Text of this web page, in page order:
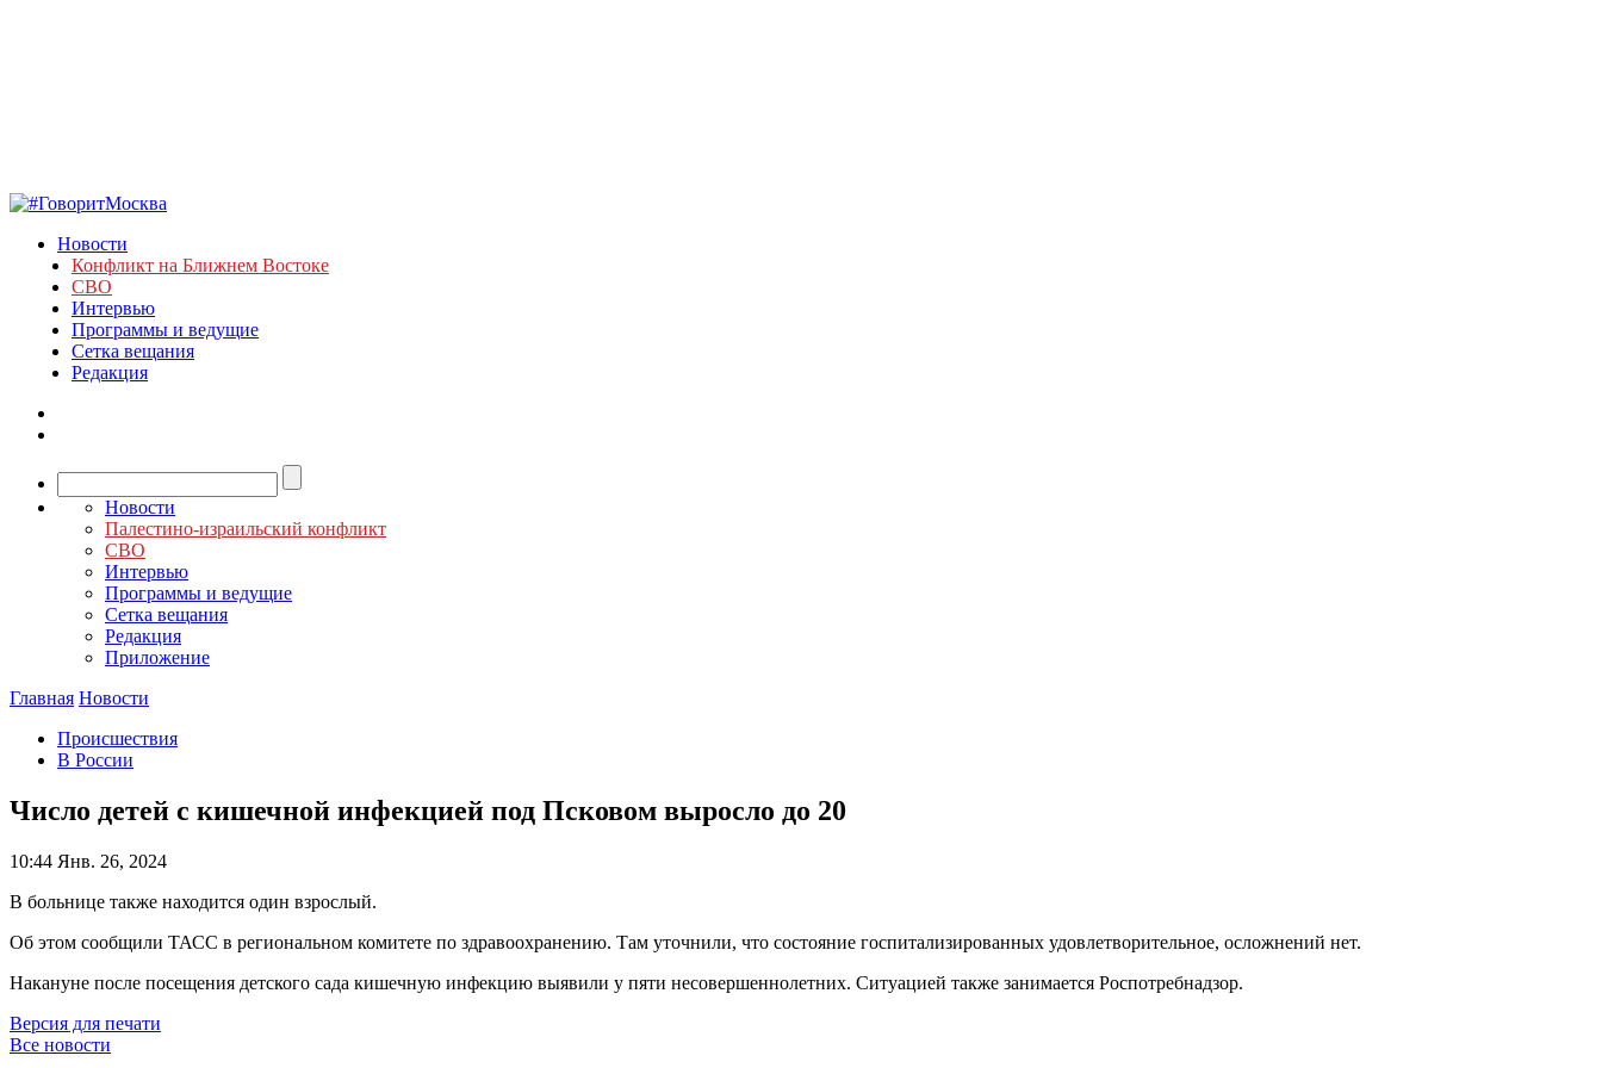
Новости
Конфликт на Ближнем Востоке
СВО
Интервью
Программы и ведущие
Сетка вещания
Редакция
Новости
Палестино-израильский конфликт
СВО
Интервью
Программы и ведущие
Сетка вещания
Редакция
Приложение
Главная Новости
Происшествия
В России
Число детей с кишечной инфекцией под Псковом выросло до 20
10:44 Янв. 26, 2024
В больнице также находится один взрослый.
Об этом сообщили ТАСС в региональном комитете по здравоохранению. Там уточнили, что состояние госпитализированных удовлетворительное, осложнений нет.
Накануне после посещения детского сада кишечную инфекцию выявили у пяти несовершеннолетних. Ситуацией также занимается Роспотребнадзор.
Версия для печати
Все новости